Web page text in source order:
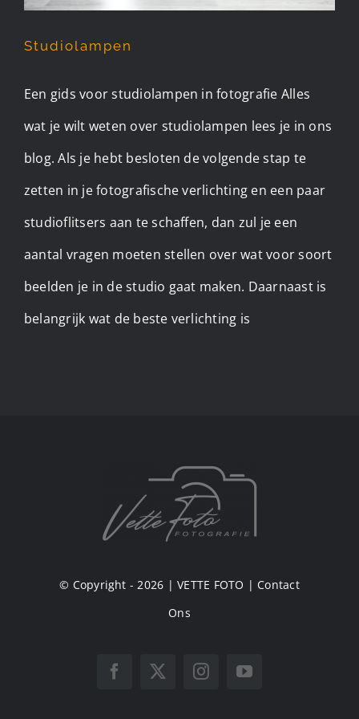
Studiolampen
Een gids voor studiolampen in fotografie Alles
wat je wilt weten over studiolampen lees je in ons
blog. Als je hebt besloten de volgende stap te
zetten in je fotografische verlichting en een paar
studioflitsers aan te schaffen, dan zul je een
aantal vragen moeten stellen over wat voor soort
beelden je in de studio gaat maken. Daarnaast is
belangrijk wat de beste verlichting is
© Copyright - 2026 |VETTE FOTO | Contact
Ons